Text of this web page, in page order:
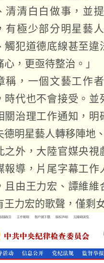
清清白白做事，並
有極少部分明星藝
觸犯道德底線甚至
心，更亟待整治。」
稱，一個文藝工作
時代也不會接受。
關治理工作通知，
德明星藝人轉移陣地
之外，大陸官媒央
報導，片尾字幕工
且由王力宏、譚維
王力宏的歌聲，僅剩